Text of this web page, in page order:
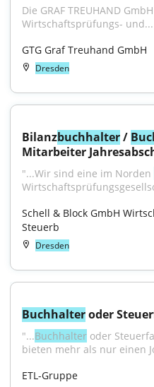
Die GRAF TREUHAND
Wirtschaftsprüfungs- und...
GTG Graf Treuhand GmbH
Dresden
Bilanzbuchhalter /
Mitarbeiter
"...Wir sind eine im Norden
Schell & Block GmbH
Steuerb
Dresden
Buchhalter oder
"...Buchhalter oder
bieten mehr als nur einen
ETL-Gruppe